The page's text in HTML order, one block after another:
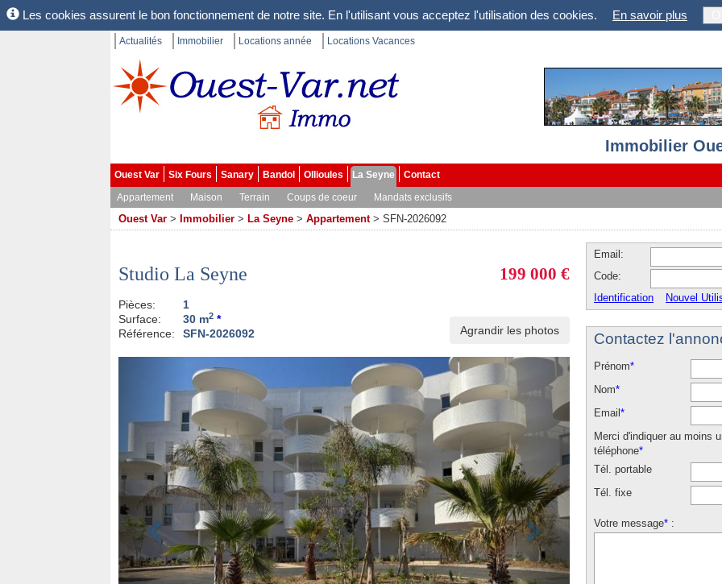
Les cookies assurent le bon fonctionnement de notre site. En l'utilisant vous acceptez l'utilisation des cookies. En savoir plus
Actualités Immobilier Locations année Locations Vacances
Immobilier
Ouest Var Six Fours Sanary Bandol Ollioules La Seyne
Contact
Appartement
Maison Terrain Coups de coeur Mandats exclusifs
Ouest Var > Immobilier > La Seyne > Appartement > SFN-2026092
199 000 €
Studio La Seyne
Pièces:
1
Surface:
30 m2 *
Référence:
SFN-2026092 Agrandir les photos
Email:
Code:
Identification
Nouvel
Contactez
Prénom*
Nom*
Email *
Merci d'indiquer au moins
téléphone*
Tél. portable
Tél. fixe
Votre message* :